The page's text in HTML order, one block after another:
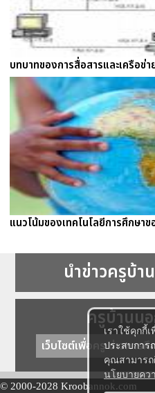
เราใช้คุกกี้
ประสบการ
คุณสามารถ
นโยบายคว
บทบาทของการสื่อสารและเครือข่า
แนวโน้มของเทคโนโลยีการศึกษาข
นำข่าวครูบ้า
ครูบ้านน
เว็บไซต์เพื่อครู ข่าวการ
© 2000-2028 Kroobannok.com